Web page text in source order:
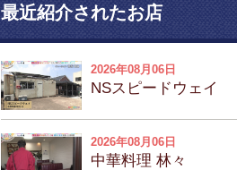
最近紹介されたお店
2026年08月06日
NSスピードウェイ
2026年08月06日
中華料理 林々